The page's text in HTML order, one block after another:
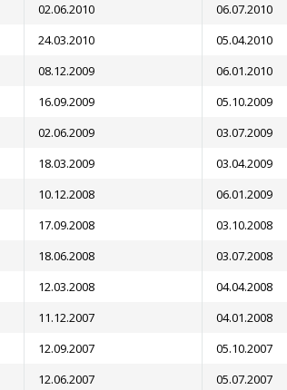
02.06.2010 06.07.2010
24.03.2010 05.04.2010
08.12.2009 06.01.2010
16.09.2009 05.10.2009
02.06.2009 03.07.2009
18.03.2009 03.04.2009
10.12.2008 06.01.2009
17.09.2008 03.10.2008
18.06.2008 03.07.2008
12.03.2008 04.04.2008
11.12.2007 04.01.2008
12.09.2007 05.10.2007
12.06.2007 05.07.2007